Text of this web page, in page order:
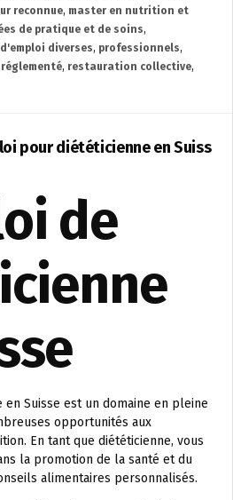
reconnue, master en nutrition et
de pratique et de soins,
diverses, professionnels,
réglementé, restauration collective,
pour diététicienne en Suiss
de
Suisse est un domaine en pleine
opportunités aux
En tant que diététicienne, vous
la promotion de la santé et du
alimentaires personnalisés.